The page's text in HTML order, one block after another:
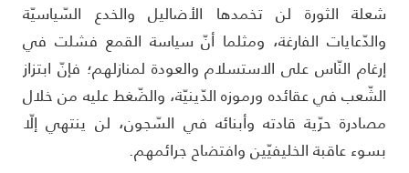
الثورة لن تخمدها الأضاليل والخدع السّياسيّة
الفارغة، ومثلما أنّ سياسة القمع فشلت في
النّاس على الاستسلام والعودة لمنازلهم؛ فإنّ ابتزاز
في عقائده ورموزه الدّينيّة، والضّغط عليه من خلال
حرّية قادته وأبنائه في السّجون، لن ينتهي إلّا
عاقبة الخليفيّين وافتضاح جرائمهم.